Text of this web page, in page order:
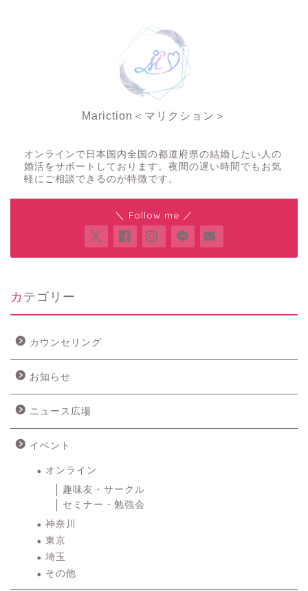
Mariction＜マリクション＞
オンラインで日本国内全国の都道府県の結婚したい人の
婚活をサポートしております。夜間の遅い時間でもお気
軽にご相談できるのが特徴です。
＼ Follow me ／
カテゴリー
カウンセリング
お知らせ
ニュース広場
イベント
オンライン
趣味友・サークル
セミナー・勉強会
神奈川
東京
埼玉
その他